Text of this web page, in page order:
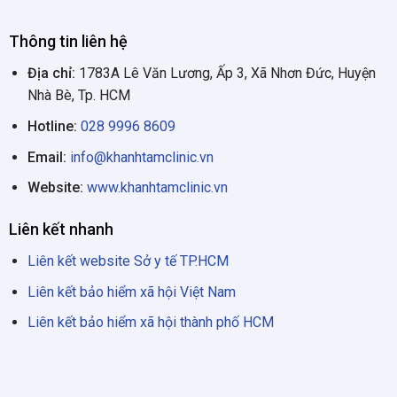
Thông tin liên hệ
Địa chỉ: 1783A Lê Văn Lương, Ấp 3, Xã Nhơn Đức, Huyện
Nhà Bè, Tp. HCM
Hotline: 028 9996 8609
Email: info@khanhtamclinic.vn
Website: www.khanhtamclinic.vn
Liên kết nhanh
Liên kết website Sở y tế TP.HCM
Liên kết bảo hiểm xã hội Việt Nam
Liên kết bảo hiểm xã hội thành phố HCM